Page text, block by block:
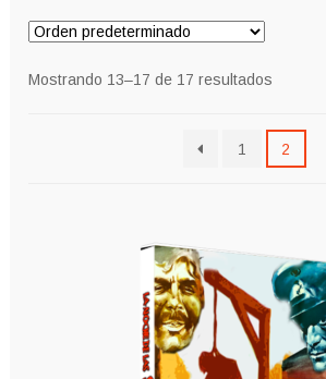
Mostrando 13–17 de 17 resultados
1 2